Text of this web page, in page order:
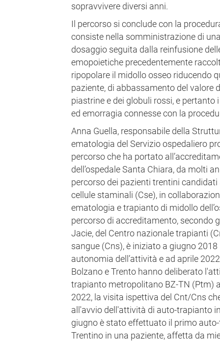
sopravvivere diversi anni.
Il percorso si conclude con la
consiste nella somministrazione di
dosaggio seguita dalla reinfusione
emopoietiche precedentemente
ripopolare il midollo osseo riducendo
paziente, di abbassamento del valore
piastrine e dei globuli rossi, e
ed emorragia connesse con la
Anna Guella, responsabile della
ematologia del Servizio ospedaliero
percorso che ha portato
dell’ospedale Santa Chiara, da molti
percorso dei pazienti trentini
cellule staminali (Cse), in
ematologia e trapianto di midollo
percorso di accreditamento, secondo
Jacie, del Centro nazionale trapianti
sangue (Cns), è iniziato a giugno
autonomia dell’attività e ad aprile
Bolzano e Trento hanno deliberato
trapianto metropolitano BZ-TN (Ptm)
2022, la visita ispettiva del Cnt/Cns
all'avvio dell'attività di auto-trapianto
giugno è stato effettuato il primo
Trentino in una paziente, affetta da